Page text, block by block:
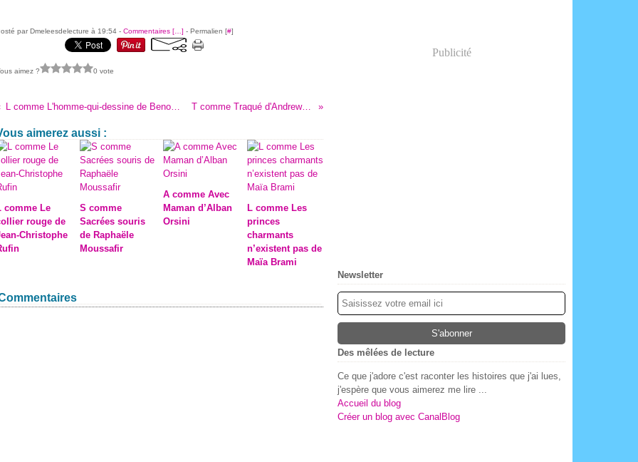
par Dmeleesdelecture à 19:54 - Commentaires [ ] - Permalien [#]
aimez ? 0 vote
L comme L'homme-qui-dessine de Benoît Severac T comme Traqué d'Andrew Fukuda
aimerez aussi :
comme Le
rouge de
Christophe
S comme
Sacrées souris
de Raphaële
Moussafir
A comme Avec
Maman d’Alban
Orsini
L comme Les
princes
charmants
n’existent pas de
Maïa Brami
Publicité
Newsletter
Des mêlées de lecture
Ce que j'adore c'est raconter les histoires que j'ai lues,
j'espère que vous aimerez me lire ...
Accueil du blog
Créer un blog avec CanalBlog